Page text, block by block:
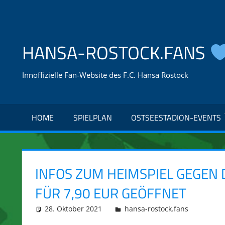
HANSA-ROSTOCK.FANS
Innoffizielle Fan-Website des F.C. Hansa Rostock
HOME SPIELPLAN OSTSEESTADION-EVENTS
INFOS ZUM HEIMSPIEL
FÜR 7,90 EUR GEÖFFNET
28. Oktober 2021 integromat
hansa-rostock.fans